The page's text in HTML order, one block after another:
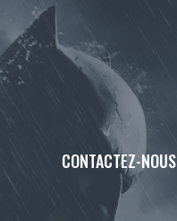
CONTACTEZ-NOUS